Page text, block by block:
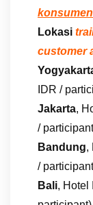
Lokasi
customer
IDR /
Jakarta,
/
Bandung,
/
Bali, Hotel